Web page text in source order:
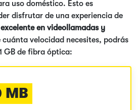
uso doméstico. Esto es
disfrutar de una experiencia de
en videollamadas y
cuánta velocidad necesites, podrás
GB de fibra óptica:
MB